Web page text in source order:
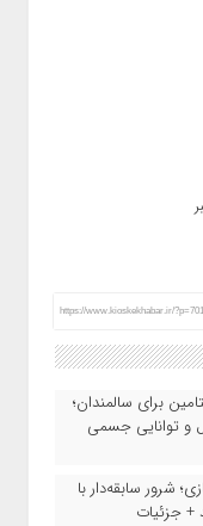
https://www.kioskekhabar.ir/
برای سالمندان؛
و توانایی جسمی
شرور سابقه‌دار با
+ جزئیات